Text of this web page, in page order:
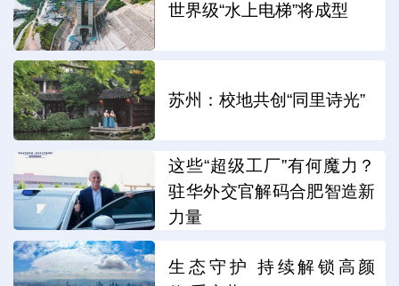
世界级“水上电梯”将成型
苏州：校地共创“同里诗光”
这些“超级工厂”有何魔力？
驻华外交官解码合肥智造新
力量
生态守护 持续解锁高颜